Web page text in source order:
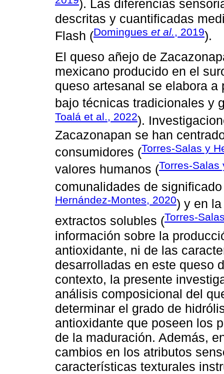
). Las diferencias
descritas y cuantificadas
Flash (Domingues et al., 2019).
El queso añejo de
mexicano producido en el
queso artesanal se elabora
bajo técnicas tradicionales y
Toalá et al., 2022).
Zacazonapan se han
consumidores (Torres-Salas y
valores humanos (Torres-Salas
comunalidades de
Hernández-Montes, 2020) y en
extractos solubles (Torres-
información sobre la
antioxidante, ni de las
desarrolladas en este queso
contexto, la presente
análisis composicional del
determinar el grado de
antioxidante que poseen los
de la maduración. Además,
cambios en los atributos
características texturales